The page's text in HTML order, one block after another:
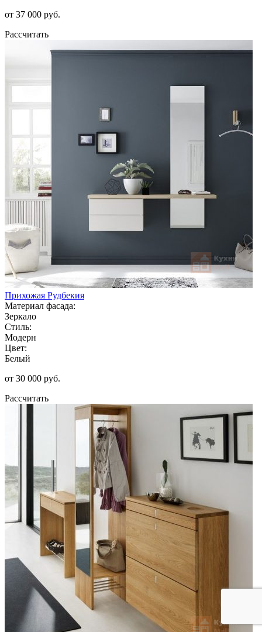
от 37 000 руб.
Рассчитать
Прихожая Рудбекия
Материал фасада:
Зеркало
Стиль:
Модерн
Цвет:
Белый
от 30 000 руб.
Рассчитать